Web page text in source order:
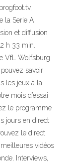
la Serie A
et diffusion
h 33 min.
VfL Wolfsburg
savoir
les jeux à la
mois d’essai
le programme
jours en direct
le direct
vidéos
Interviews,